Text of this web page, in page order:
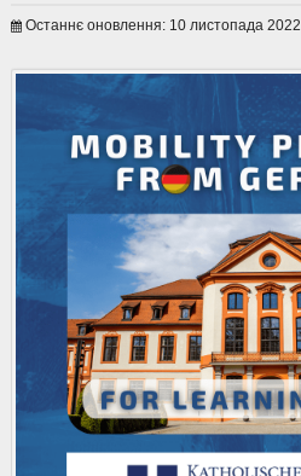
Останнє оновлення: 10 листопада 2022